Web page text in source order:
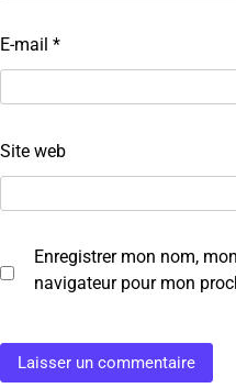
E-mail *
Site web
Enregistrer mon nom,
navigateur pour mon